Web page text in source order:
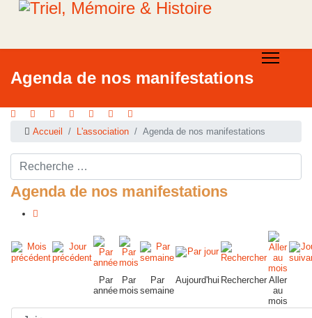
Agenda de nos manifestations
Accueil L'association Agenda de nos manifestations
Rechercher ...
Agenda de nos manifestations
Par
année
Par
mois
Par
semaine
Aujourd'hui Rechercher Aller
au
mois